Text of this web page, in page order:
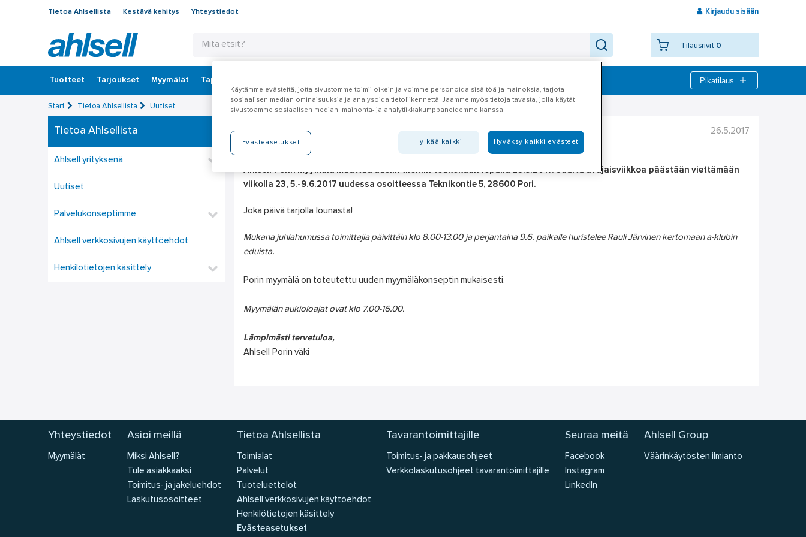
Tietoa Ahlsellista Kestävä kehitys Yhteystiedot Kirjaudu sisään
Tilausrivit 0
Tuotteet ‎Tarjoukset Myymälät Tapahtumat Pikatilaus
Start Tietoa Ahlsellista Uutiset
Tietoa Ahlsellista
Ahlsell yrityksenä
Uutiset
Palvelukonseptimme
Ahlsell verkkosivujen käyttöehdot
Henkilötietojen käsittely
26.5.2017
Porin suuri avajaisviikko 5.-9.6.2017!
Ahlsell Porin myymälä muuttaa uusiin tiloihin toukokuun lopulla 29.5.2017. Suurta avajaisviikkoa päästään viettämään
viikolla 23, 5.-9.6.2017 uudessa osoitteessa Teknikontie 5, 28600 Pori.
Joka päivä tarjolla lounasta!
Mukana juhlahumussa toimittajia päivittäin klo 8.00-13.00 ja perjantaina 9.6. paikalle huristelee Rauli Järvinen kertomaan a-klubin
eduista.
Porin myymälä on toteutettu uuden myymäläkonseptin mukaisesti.
Myymälän aukioloajat ovat klo 7.00-16.00.
Lämpimästi tervetuloa,
Ahlsell Porin väki
Yhteystiedot
Myymälät
Asioi meillä
Miksi Ahlsell?
Tule asiakkaaksi
Toimitus- ja jakeluehdot
Laskutusosoitteet
Tietoa Ahlsellista
Toimialat
Palvelut
Tuoteluettelot
Ahlsell verkkosivujen käyttöehdot
Henkilötietojen käsittely
Evästeasetukset
Tavarantoimittajille
Toimitus- ja pakkausohjeet
Verkkolaskutusohjeet tavarantoimittajille
Seuraa meitä
Facebook
Instagram
LinkedIn
Ahlsell Group
Väärinkäytösten ilmianto
Käytämme evästeitä, jotta sivustomme toimii oikein ja voimme personoida sisältöä ja mainoksia, tarjota
sosiaalisen median ominaisuuksia ja analysoida tietoliikennettä. Jaamme myös tietoja tavasta, jolla käytät
sivustoamme sosiaalisen median, mainonta- ja analytiikkakumppaneidemme kanssa.
Evästeasetukset Hylkää kaikki Hyväksy kaikki evästeet